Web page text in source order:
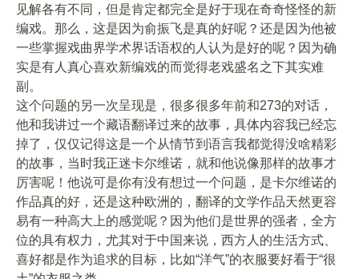
见解各有不同，但是肯定都完全是好于现在奇奇怪怪的新
编戏。那么，这是因为俞振飞是真的好呢？还是因为他被
一些掌握戏曲界学术界话语权的人认为是好的呢？因为确
实是有人真心喜欢新编戏的而觉得老戏盛名之下其实难
副。
这个问题的另一次呈现是，很多很多年前和273的对话，
他和我讲过一个藏语翻译过来的故事，具体内容我已经忘
掉了，仅仅记得这是一个从情节到语言我都觉得没啥精彩
的故事，当时我正迷卡尔维诺，就和他说像那样的故事才
厉害呢！他说可是你有没有想过一个问题，是卡尔维诺的
作品真的好，还是这种欧洲的，翻译的文学作品天然更容
易有一种高大上的感觉呢？因为他们是世界的强者，全方
位的具有权力，尤其对于中国来说，西方人的生活方式、
喜好都是作为追求的目标，比如“洋气”的衣服要好看于“很